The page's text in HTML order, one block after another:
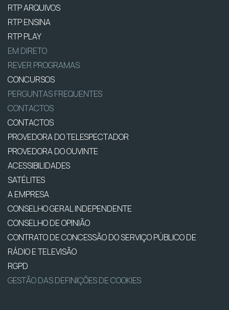
RTP ARQUIVOS
RTP ENSINA
RTP PLAY
EM DIRETO
REVER PROGRAMAS
CONCURSOS
PERGUNTAS FREQUENTES
CONTACTOS
CONTACTOS
PROVEDORA DO TELESPECTADOR
PROVEDORA DO OUVINTE
ACESSIBILIDADES
SATÉLITES
A EMPRESA
CONSELHO GERAL INDEPENDENTE
CONSELHO DE OPINIÃO
CONTRATO DE CONCESSÃO DO SERVIÇO PÚBLICO DE
RÁDIO E TELEVISÃO
RGPD
GESTÃO DAS DEFINIÇÕES DE COOKIES